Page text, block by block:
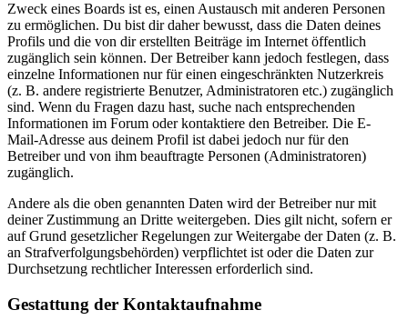
Zweck eines Boards ist es, einen Austausch mit anderen Personen
zu ermöglichen. Du bist dir daher bewusst, dass die Daten deines
Profils und die von dir erstellten Beiträge im Internet öffentlich
zugänglich sein können. Der Betreiber kann jedoch festlegen, dass
einzelne Informationen nur für einen eingeschränkten Nutzerkreis
(z. B. andere registrierte Benutzer, Administratoren etc.) zugänglich
sind. Wenn du Fragen dazu hast, suche nach entsprechenden
Informationen im Forum oder kontaktiere den Betreiber. Die E-
Mail-Adresse aus deinem Profil ist dabei jedoch nur für den
Betreiber und von ihm beauftragte Personen (Administratoren)
zugänglich.
Andere als die oben genannten Daten wird der Betreiber nur mit
deiner Zustimmung an Dritte weitergeben. Dies gilt nicht, sofern er
auf Grund gesetzlicher Regelungen zur Weitergabe der Daten (z. B.
an Strafverfolgungsbehörden) verpflichtet ist oder die Daten zur
Durchsetzung rechtlicher Interessen erforderlich sind.
Gestattung der Kontaktaufnahme